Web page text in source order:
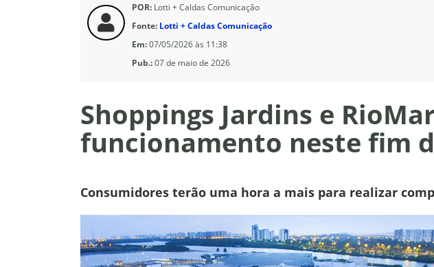
POR: Lotti + Caldas Comunicação
Fonte: Lotti + Caldas Comunicação
Em:07/05/2026 às 11:38
Pub.:07 de maio de 2026
Shoppings Jardins e
funcionamento neste fim
Consumidores terão uma hora a mais para realizar